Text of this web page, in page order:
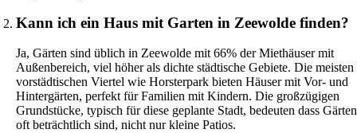
Kann ich ein Haus mit Garten in Zeewolde finden?
Ja, Gärten sind üblich in Zeewolde mit 66% der Miethäuser mit
Außenbereich, viel höher als dichte städtische Gebiete. Die meisten
vorstädtischen Viertel wie Horsterpark bieten Häuser mit Vor- und
Hintergärten, perfekt für Familien mit Kindern. Die großzügigen
Grundstücke, typisch für diese geplante Stadt, bedeuten dass Gärten
oft beträchtlich sind, nicht nur kleine Patios.